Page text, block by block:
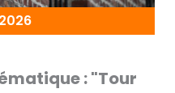
: "Tour